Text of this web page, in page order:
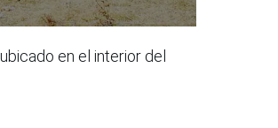
en el interior del